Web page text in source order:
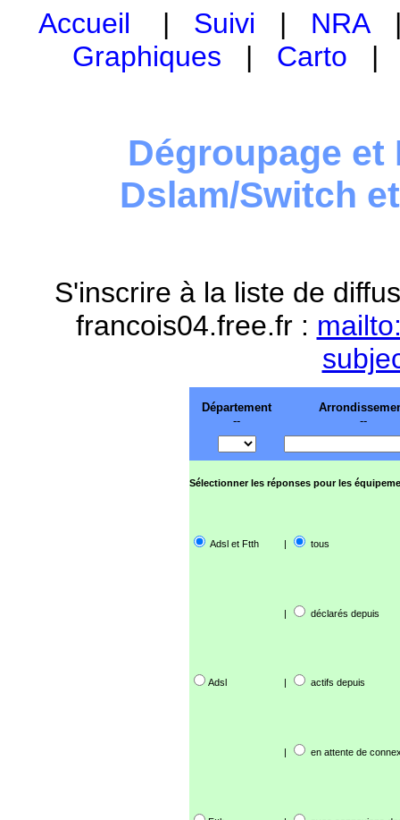
Accueil | Suivi | NRA
Graphiques | Carto
Dégroupage et
Dslam/Switch
S'inscrire à la liste de
francois04.free.fr :
Département
--
--
Sélectionner les réponses pour les
Adsl et Ftth | tous
| déclarés depuis
Adsl | actifs depuis
| en attente de